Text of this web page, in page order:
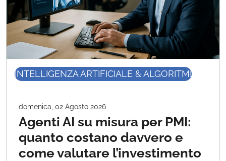
INTELLIGENZA ARTIFICIALE & ALGORITMI
domenica, 02 Agosto 2026
Agenti AI su misura per PMI:
quanto costano davvero e
come valutare l’investimento